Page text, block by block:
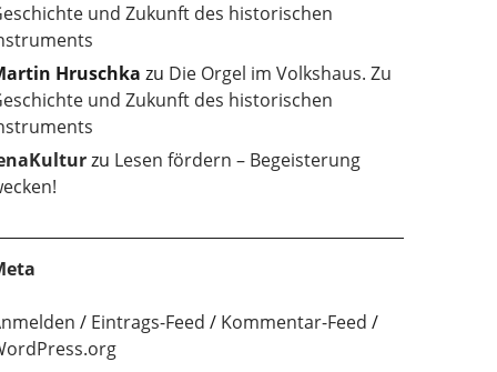
und Zukunft des historischen
Hruschka zu Die Orgel im Volkshaus. Zu
und Zukunft des historischen
zu Lesen fördern – Begeisterung
Eintrags-Feed
Kommentar-Feed